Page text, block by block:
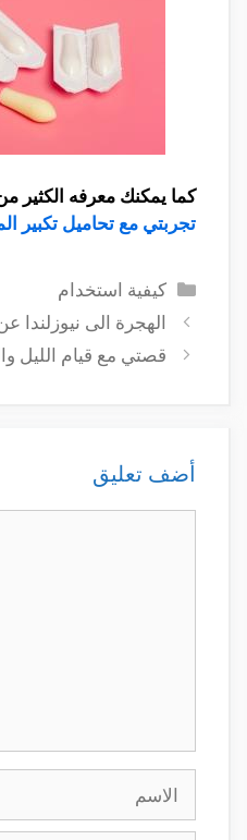
كما يمكنك معرفه الكثير
تجربتي مع تحاميل تكبير
التصنيفات
كيفية استخدام
الهجرة الى نيوزلندا
قصتي مع قيام الليل
أضف تعليق
الاسم